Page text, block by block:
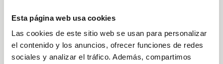
Esta página web usa cookies
Las cookies de este sitio web se usan para personalizar
el contenido y los anuncios, ofrecer funciones de redes
sociales y analizar el tráfico. Además, compartimos
Duna Beach IIIcuenta con una
Energética B, lo que supone un ahorro
energético y económico para que puedas vivir
tu vida de una manera cómoda y fácil.